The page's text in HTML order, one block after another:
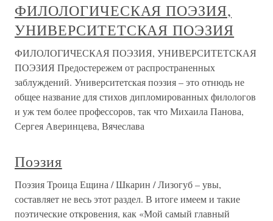
ФИЛОЛОГИЧЕСКАЯ ПОЭЗИЯ,
УНИВЕРСИТЕТСКАЯ ПОЭЗИЯ
ФИЛОЛОГИЧЕСКАЯ ПОЭЗИЯ, УНИВЕРСИТЕТСКАЯ
ПОЭЗИЯ Предостережем от распространенных
заблуждений. Университетская поэзия – это отнюдь не
общее название для стихов дипломированных филологов
и уж тем более профессоров, так что Михаила Панова,
Сергея Аверинцева, Вячеслава
Поэзия
Поэзия Троица Ещина / Шкарин / Лизогуб – увы,
составляет не весь этот раздел. В итоге имеем и такие
поэтические откровения, как «Мой самый главный